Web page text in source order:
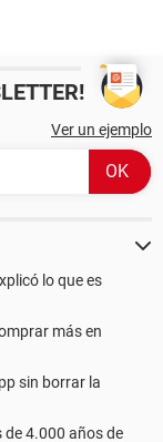
Ver un ejemplo
lo que es
más en
sin borrar la
de 4.000 años de